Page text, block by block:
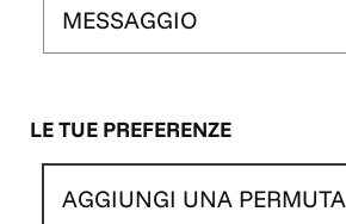
MESSAGGIO
LE TUE PREFERENZE
AGGIUNGI UNA PERMUTA